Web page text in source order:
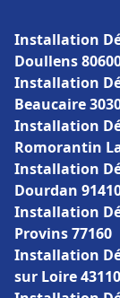
Installation
Doullens
Installation
Beaucaire
Installation
Romorantin
Installation
Dourdan
Installation
Provins 77160
Installation
sur Loire 43110